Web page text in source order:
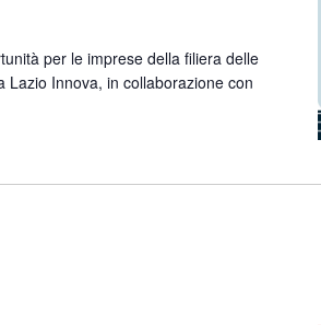
per le imprese della filiera delle
Lazio Innova, in collaborazione con